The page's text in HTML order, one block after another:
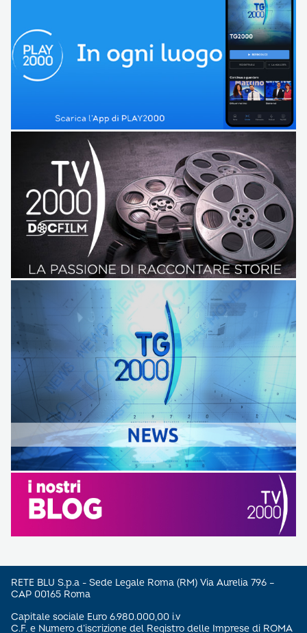
RETE BLU S.p.a - Sede Legale Roma (RM) Via Aurelia 796 –
CAP 00165 Roma
Capitale sociale Euro 6.980.000,00 i.v
C.F. e Numero d’iscrizione del Registro delle Imprese di ROMA